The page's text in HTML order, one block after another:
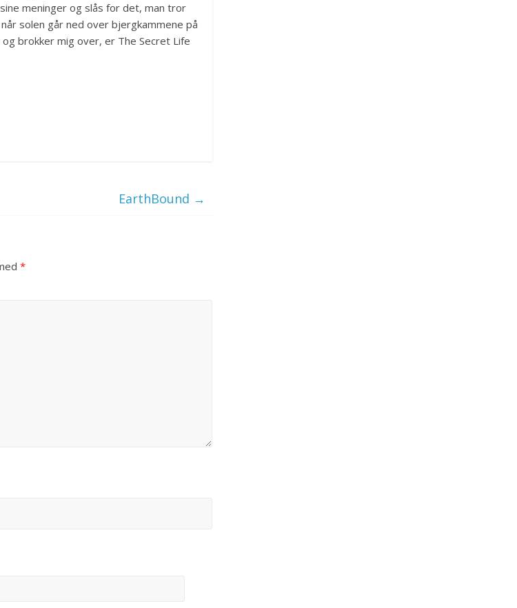
meninger og slås for det, man tror
solen går ned over bjergkammene på
brokker mig over, er The Secret Life
EarthBound →
*